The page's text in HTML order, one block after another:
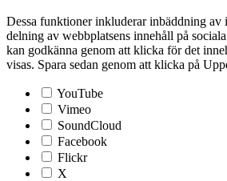
Dessa funktioner inkluderar inbäddning av
delning av webbplatsens innehåll på
kan godkänna genom att klicka för det
visas. Spara sedan genom att klicka på
YouTube
Vimeo
SoundCloud
Facebook
Flickr
X